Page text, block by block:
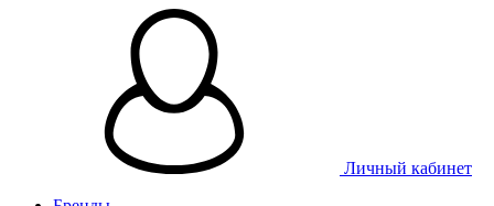
Личный кабинет
Таблица размеров